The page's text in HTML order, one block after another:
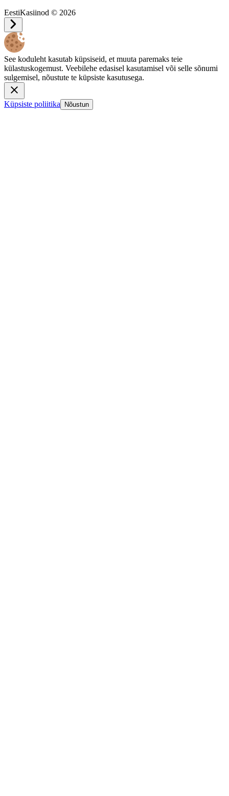
EestiKasiinod © 2026
See koduleht kasutab küpsiseid, et muuta paremaks teie
külastuskogemust. Veebilehe edasisel kasutamisel või selle sõnumi
sulgemisel, nõustute te küpsiste kasutusega.
Küpsiste poliitika Nõustun